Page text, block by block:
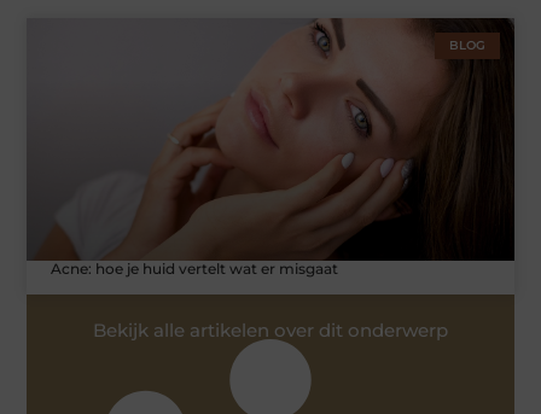
BLOG
Acne: hoe je huid vertelt wat er misgaat
Bekijk alle artikelen over dit onderwerp